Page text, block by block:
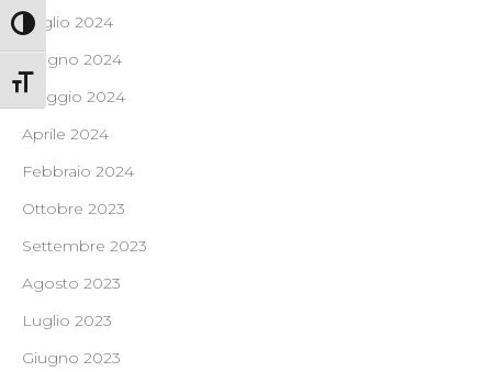
Attiva/disattiva alto contrasto
Attiva/disattiva dimensione testo
Luglio 2024
Giugno 2024
Maggio 2024
Aprile 2024
Febbraio 2024
Ottobre 2023
Settembre 2023
Agosto 2023
Luglio 2023
Giugno 2023